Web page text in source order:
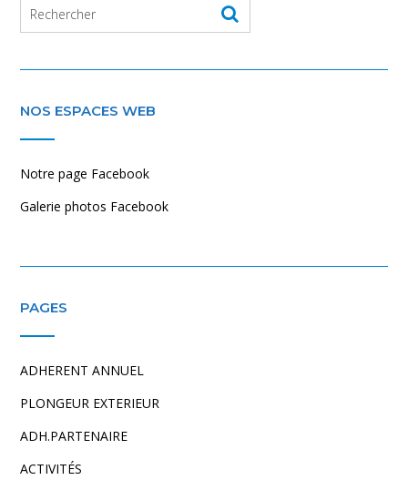
NOS ESPACES WEB
Notre page Facebook
Galerie photos Facebook
PAGES
ADHERENT ANNUEL
PLONGEUR EXTERIEUR
ADH.PARTENAIRE
ACTIVITÉS